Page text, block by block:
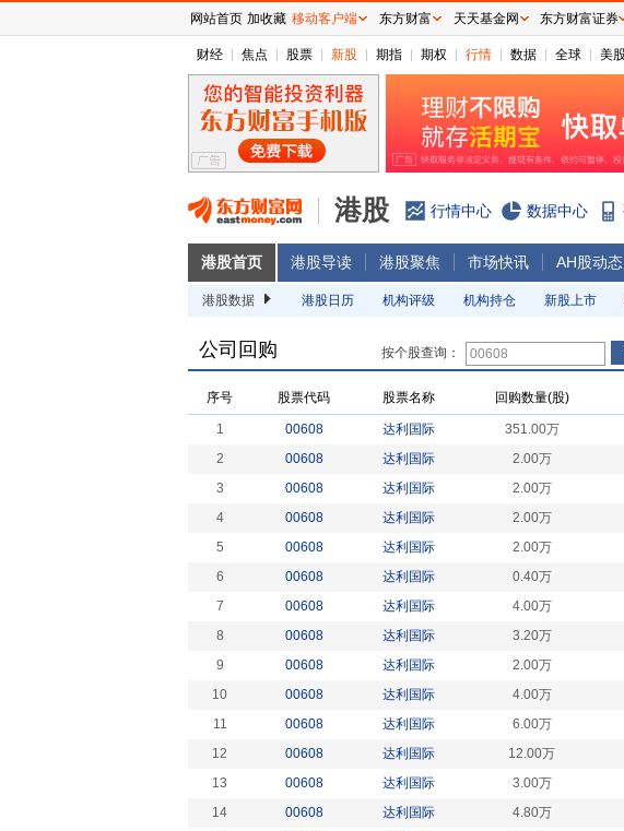
财经 焦点 股票 新股 期指 期权 行情 数据 全球 美
港股 行情中心 数据中心
港股首页 港股导读 港股聚焦 市场快讯 AH股动态
港股数据 港股日历 机构评级 机构持仓 新股上市
公司回购 按个股查询：
序号 股票代码 股票名称 回购数量(股)
1 00608 达利国际 351.00万
2
00608 达利国际 2.00万
3
00608 达利国际 2.00万
4
00608 达利国际 2.00万
5
00608 达利国际 2.00万
6
00608 达利国际 0.40万
7
00608 达利国际 4.00万
8
00608 达利国际 3.20万
9
00608 达利国际 2.00万
10
00608 达利国际 4.00万
11
00608 达利国际 6.00万
12
00608 达利国际 12.00万
13
00608 达利国际 3.00万
14
00608 达利国际 4.80万
网站首页 加收藏 移动客户端 东方财富 天天基金网 东方财富证券